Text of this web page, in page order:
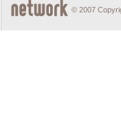
© 2007